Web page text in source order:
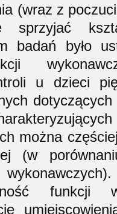
(wraz z
sprzyjać
badań było
u dzieci
dotyczących
można
(w
funkcji